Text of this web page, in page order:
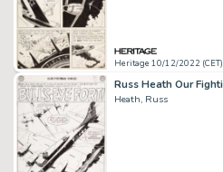
Heritage 10/12/2022 (CET)
Heath, Russ